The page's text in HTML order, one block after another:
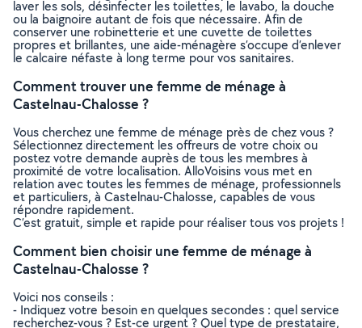
laver les sols, désinfecter les toilettes, le lavabo, la douche
ou la baignoire autant de fois que nécessaire. Afin de
conserver une robinetterie et une cuvette de toilettes
propres et brillantes, une aide-ménagère s’occupe d’enlever
le calcaire néfaste à long terme pour vos sanitaires.
Comment trouver une femme de ménage à
Castelnau-Chalosse ?
Vous cherchez une femme de ménage près de chez vous ?
Sélectionnez directement les offreurs de votre choix ou
postez votre demande auprès de tous les membres à
proximité de votre localisation. AlloVoisins vous met en
relation avec toutes les femmes de ménage, professionnels
et particuliers, à Castelnau-Chalosse, capables de vous
répondre rapidement.
C’est gratuit, simple et rapide pour réaliser tous vos projets !
Comment bien choisir une femme de ménage à
Castelnau-Chalosse ?
Voici nos conseils :
- Indiquez votre besoin en quelques secondes : quel service
recherchez-vous ? Est-ce urgent ? Quel type de prestataire,